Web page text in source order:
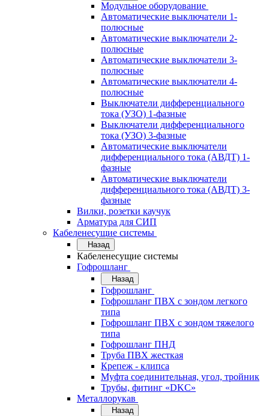
Модульное оборудование
Автоматические выключатели 1-
полюсные
Автоматические выключатели 2-
полюсные
Автоматические выключатели 3-
полюсные
Автоматические выключатели 4-
полюсные
Выключатели дифференциального
тока (УЗО) 1-фазные
Выключатели дифференциального
тока (УЗО) 3-фазные
Автоматические выключатели
дифференциального тока (АВДТ) 1-
фазные
Автоматические выключатели
дифференциального тока (АВДТ) 3-
фазные
Вилки, розетки каучук
Арматура для СИП
Кабеленесущие системы
Назад
Кабеленесущие системы
Гофрошланг
Назад
Гофрошланг
Гофрошланг ПВХ с зондом легкого
типа
Гофрошланг ПВХ с зондом тяжелого
типа
Гофрошланг ПНД
Труба ПВХ жесткая
Крепеж - клипса
Муфта соединительная, угол, тройник
Трубы, фитинг «DKC»
Металлорукав
Назад